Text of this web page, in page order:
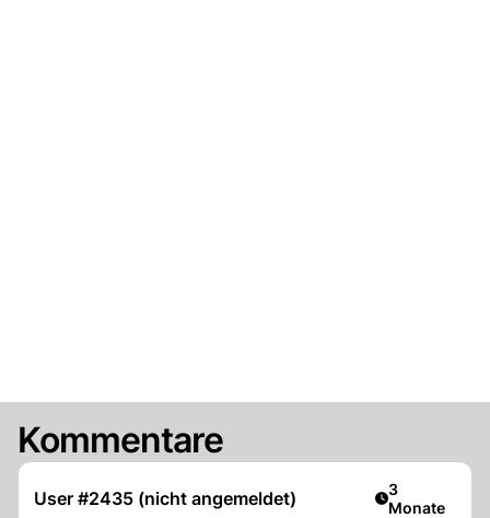
Kommentare
User #2435 (nicht angemeldet) Artikel
3
Monate